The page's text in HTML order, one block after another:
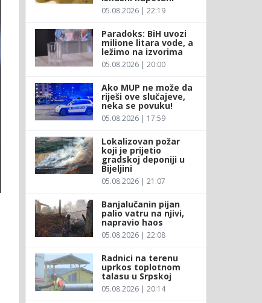
05.08.2026 | 22:19
Paradoks: BiH uvozi
milione litara vode, a
ležimo na izvorima
05.08.2026 | 20:00
Ako MUP ne može da
riješi ove slučajeve,
neka se povuku!
05.08.2026 | 17:59
Lokalizovan požar
koji je prijetio
gradskoj deponiji u
Bijeljini
05.08.2026 | 21:07
Banjalučanin pijan
palio vatru na njivi,
napravio haos
05.08.2026 | 22:08
Radnici na terenu
uprkos toplotnom
talasu u Srpskoj
05.08.2026 | 20:14